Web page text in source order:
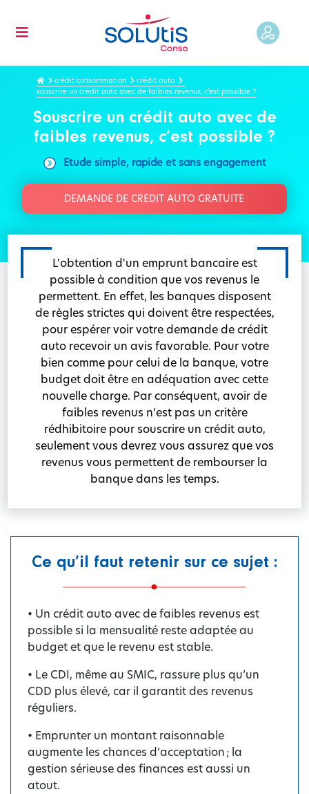
crédit consommation
crédit auto
souscrire un crédit auto avec de faibles revenus, c’est possible ?
Souscrire un crédit auto avec de
faibles revenus, c’est possible ?
Etude simple, rapide et sans engagement
DEMANDE DE CREDIT AUTO GRATUITE
L'obtention d'un emprunt bancaire est
possible à condition que vos revenus le
permettent. En effet, les banques disposent
de règles strictes qui doivent être respectées,
pour espérer voir votre demande de crédit
auto recevoir un avis favorable. Pour votre
bien comme pour celui de la banque, votre
budget doit être en adéquation avec cette
nouvelle charge. Par conséquent, avoir de
faibles revenus n’est pas un critère
rédhibitoire pour souscrire un crédit auto,
seulement vous devrez vous assurez que vos
revenus vous permettent de rembourser la
banque dans les temps.
Ce qu’il faut retenir sur ce sujet :
• Un crédit auto avec de faibles revenus est
possible si la mensualité reste adaptée au
budget et que le revenu est stable.
• Le CDI, même au SMIC, rassure plus qu’un
CDD plus élevé, car il garantit des revenus
réguliers.
• Emprunter un montant raisonnable
augmente les chances d’acceptation ; la
gestion sérieuse des finances est aussi un
atout.